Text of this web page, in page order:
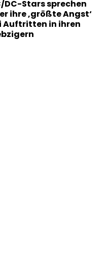
DC-Stars sprechen
ihre ‚größte Angst‘
Auftritten in ihren